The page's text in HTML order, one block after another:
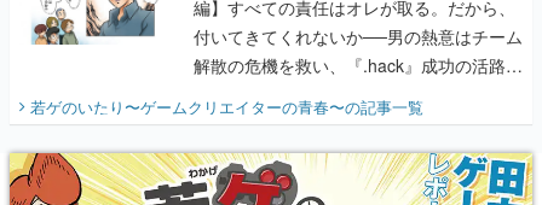
開く。業界の快男児・松山 洋に流れる血は
『少年ジャンプ』色だった【若ゲのいた
り】
若ゲのいたり〜ゲームクリエイターの青春〜の記事一覧